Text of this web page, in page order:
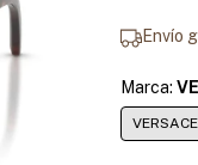
Envío
Marca:
VERSACE